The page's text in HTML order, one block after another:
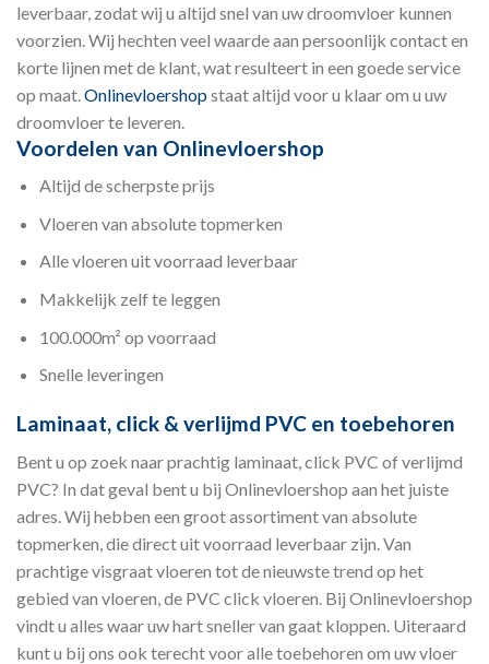
leverbaar, zodat wij u altijd snel van uw droomvloer kunnen
voorzien. Wij hechten veel waarde aan persoonlijk contact en
korte lijnen met de klant, wat resulteert in een goede service
op maat. Onlinevloershopstaat altijd voor u klaar om u uw
droomvloer te leveren.
Voordelen van Onlinevloershop
Altijd de scherpste prijs
Vloeren van absolute topmerken
Alle vloeren uit voorraad leverbaar
Makkelijk zelf te leggen
100.000m² op voorraad
Snelle leveringen
Laminaat, click & verlijmd PVC en toebehoren
Bent u op zoek naar prachtig laminaat, click PVC of verlijmd
PVC? In dat geval bent u bij Onlinevloershop aan het juiste
adres. Wij hebben een groot assortiment van absolute
topmerken, die direct uit voorraad leverbaar zijn. Van
prachtige visgraat vloeren tot de nieuwste trend op het
gebied van vloeren, de PVC click vloeren. Bij Onlinevloershop
vindt u alles waar uw hart sneller van gaat kloppen. Uiteraard
kunt u bij ons ook terecht voor alle toebehoren om uw vloer